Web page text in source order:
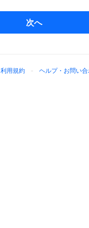
次へ
利用規約
ヘルプ・お問い